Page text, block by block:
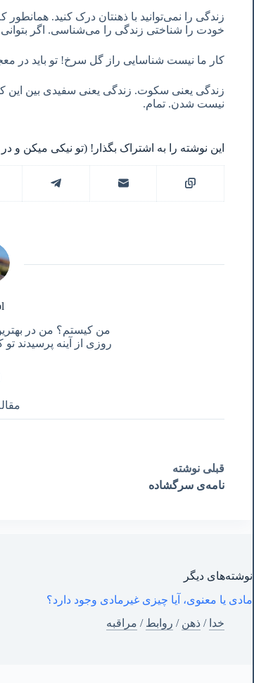
زندگی را نمی‌توانید با ذهنتان درک کنید.
خودت را شناختی زندگی را می‌شناسی. اگر
کار ما نیست شناسایی راز گل سرخ! تو باید در
زندگی یعنی سکوت. زندگی یعنی سفیدی بین
نیست شدن. تمام.
این نوشته را به اشتراک بگذار! (تو نیکی میکن و در
من کیستم؟ من در
روزی از آینه پرسیدند
قبلی نوشته
نامه‌ی سرگشاده
نوشته‌های‌ دیگر
مادی یا معنوی، آیا چیزی غیرمادی وجود دارد؟
خدا / ذهن / روابط / مراقبه